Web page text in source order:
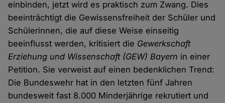
einbinden, jetzt wird es praktisch zum Zwang. Dies
beeinträchtigt die Gewissensfreiheit der Schüler und
Schülerinnen, die auf diese Weise einseitig
beeinflusst werden, kritisiert die Gewerkschaft
Erziehung und Wissenschaft (GEW) Bayern in einer
Petition. Sie verweist auf einen bedenklichen Trend:
Die Bundeswehr hat in den letzten fünf Jahren
bundesweit fast 8.000 Minderjährige rekrutiert und